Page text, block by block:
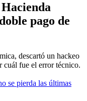
pago de
descartó un hackeo
cuál fue el error técnico.
se pierda las últimas